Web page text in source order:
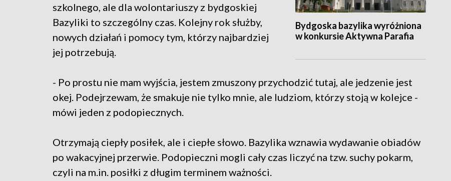
Bydgoska bazylika wyróżniona
w konkursie Aktywna Parafia
szkolnego, ale dla wolontariuszy z bydgoskiej
Bazyliki to szczególny czas. Kolejny rok służby,
nowych działań i pomocy tym, którzy najbardziej
jej potrzebują.
- Po prostu nie mam wyjścia, jestem zmuszony przychodzić tutaj, ale jedzenie jest
okej. Podejrzewam, że smakuje nie tylko mnie, ale ludziom, którzy stoją w kolejce -
mówi jeden z podopiecznych.
Otrzymają ciepły posiłek, ale i ciepłe słowo. Bazylika wznawia wydawanie obiadów
po wakacyjnej przerwie. Podopieczni mogli cały czas liczyć na tzw. suchy pokarm,
czyli na m.in. posiłki z długim terminem ważności.